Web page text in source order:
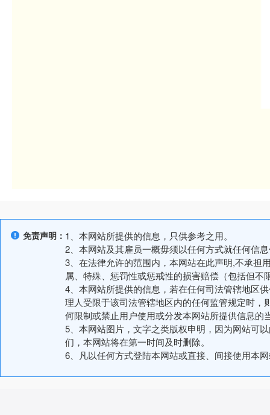
免责声明： 1、本网站所提供的信息，只供参考之用。
2、本网站及其雇员一概毋须以任何方式就任何信
3、在法律允许的范围内，本网站在此声明,不承担
属、特殊、惩罚性或惩戒性的损害赔偿（包括但
4、本网站所提供的信息，若在任何司法管辖地区
理人受限于该司法管辖地区内的任何监管规定时
何限制或禁止用户使用或分发本网站所提供信息的
5、本网站图片，文字之类版权申明，因为网站可
们，本网站将在第一时间及时删除。
6、凡以任何方式登陆本网站或直接、间接使用本